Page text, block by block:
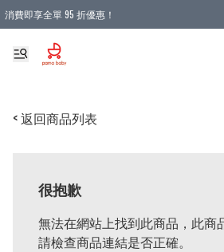
消費即享全單 95 折優惠！
購物滿 HKD 900.00即享免運費優惠！（適用於 本地
< 返回商品列表
很抱歉
無法在網站上找到此商品，此商
請檢查商品連結是否正確。